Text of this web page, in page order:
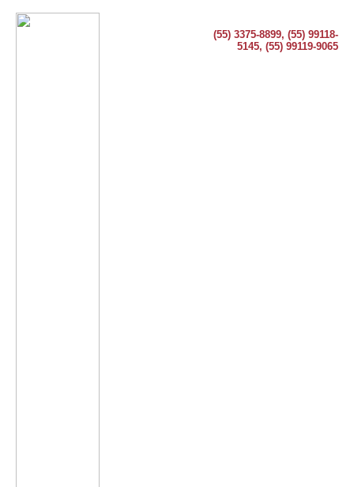
(55) 3375-8899, (55) 99118-
5145, (55) 99119-9065